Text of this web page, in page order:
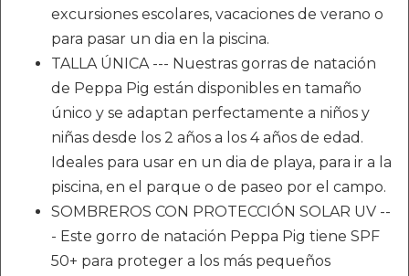
excursiones escolares, vacaciones de verano o
para pasar un dia en la piscina.
TALLA ÚNICA --- Nuestras gorras de natación
de Peppa Pig están disponibles en tamaño
único y se adaptan perfectamente a niños y
niñas desde los 2 años a los 4 años de edad.
Ideales para usar en un dia de playa, para ir a la
piscina, en el parque o de paseo por el campo.
SOMBREROS CON PROTECCIÓN SOLAR UV --
- Este gorro de natación Peppa Pig tiene SPF
50+ para proteger a los más pequeños